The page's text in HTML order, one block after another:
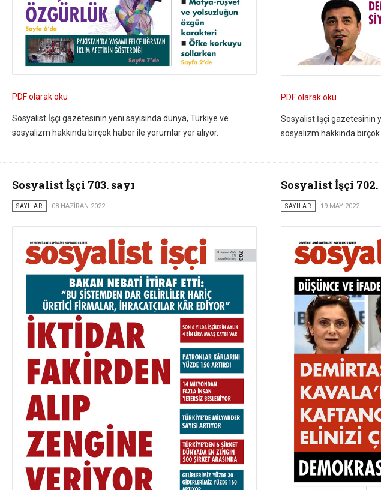
PDF olarak oku
Sosyalist İşçi gazetesinin yeni sayısında dünya, Türkiye ve
sosyalizm hakkında birçok haber ile yorumlar yer alıyor.
PDF olarak oku
Sosyalist İşçi gazetesinin
sosyalizm hakkında
Sosyalist İşçi 703. sayı
SAYILAR 08 HAZIRAN 2022
Sosyalist İşçi 702.
SAYILAR 19 MAY 2022